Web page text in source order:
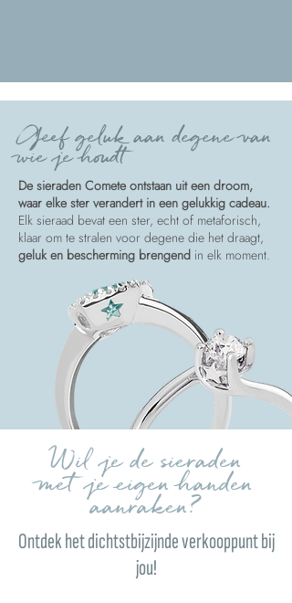
Geef geluk aan degene van
wie je houdt
De sieraden Comete ontstaan uit een droom,
waar elke ster verandert in een gelukkig cadeau.
Elk sieraad bevat een ster, echt of metaforisch,
klaar om te stralen voor degene die het draagt,
geluk en bescherming brengend in elk moment.
Wil je de sieraden
met je eigen handen
aanraken?
Ontdek het dichtstbijzijnde verkooppunt bij
jou!